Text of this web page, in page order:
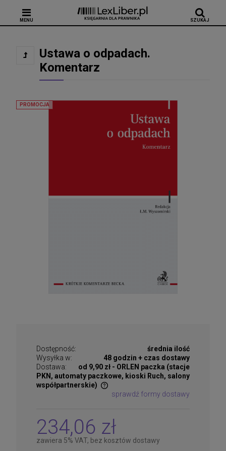
MENU SZUKAJ
Ustawa o odpadach.
Komentarz
PROMOCJA
Dostępność:
średnia ilość
Wysyłka w:
48 godzin + czas dostawy
Dostawa:
od 9,90 zł - ORLEN paczka (stacje
PKN, automaty paczkowe, kioski Ruch, salony
współpartnerskie)
Cena nie zawiera ewentualnych kosztów płatności
sprawdź formy dostawy
234,06 zł
zawiera 5% VAT, bez kosztów dostawy